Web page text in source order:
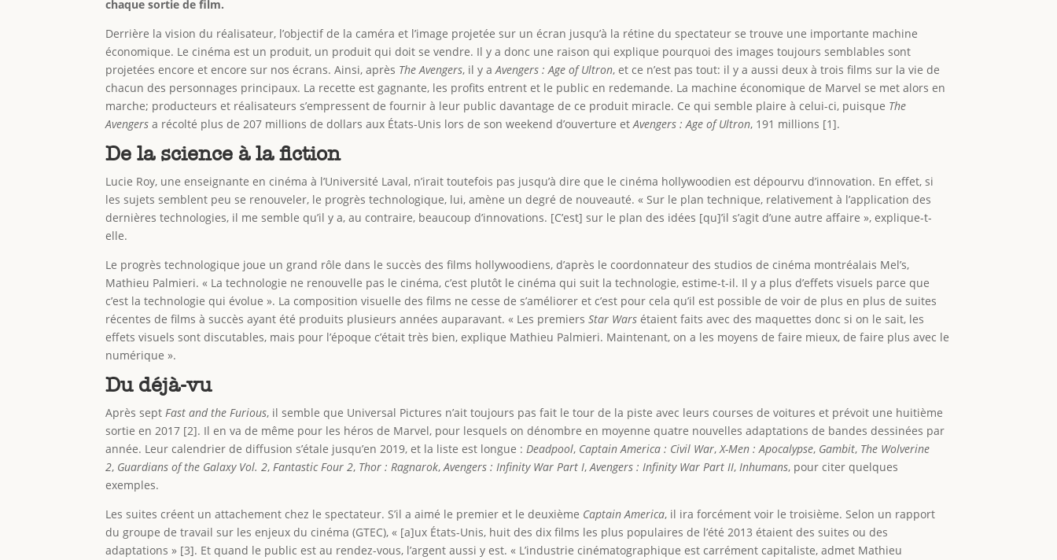
chaque sortie de film.
Derrière la vision du réalisateur, l’objectif de la caméra et l’image projetée sur un écran jusqu’à la rétine du spectateur se trouve une importante machine
économique. Le cinéma est un produit, un produit qui doit se vendre. Il y a donc une raison qui explique pourquoi des images toujours semblables sont
projetées encore et encore sur nos écrans. Ainsi, après The Avengers, il y aAvengers : Age of Ultron, et ce n’est pas tout: il y a aussi deux à trois films sur la vie de
chacun des personnages principaux. La recette est gagnante, les profits entrent et le public en redemande. La machine économique de Marvel se met alors en
marche; producteurs et réalisateurs s’empressent de fournir à leur public davantage de ce produit miracle. Ce qui semble plaire à celui-ci, puisque The
Avengers a récolté plus de 207 millions de dollars aux États-Unis lors de son weekend d’ouverture etAvengers : Age of Ultron, 191 millions [1].
De la science à la fiction
Lucie Roy, une enseignante en cinéma à l’Université Laval, n’irait toutefois pas jusqu’à dire que le cinéma hollywoodien est dépourvu d’innovation. En effet, si
les sujets semblent peu se renouveler, le progrès technologique, lui, amène un degré de nouveauté. « Sur le plan technique, relativement à l’application des
dernières technologies, il me semble qu’il y a, au contraire, beaucoup d’innovations. [C’est] sur le plan des idées [qu]’il s’agit d’une autre affaire », explique-t-
elle.
Le progrès technologique joue un grand rôle dans le succès des films hollywoodiens, d’après le coordonnateur des studios de cinéma montréalais Mel’s,
Mathieu Palmieri. « La technologie ne renouvelle pas le cinéma, c’est plutôt le cinéma qui suit la technologie, estime-t-il. Il y a plus d’effets visuels parce que
c’est la technologie qui évolue ». La composition visuelle des films ne cesse de s’améliorer et c’est pour cela qu’il est possible de voir de plus en plus de suites
récentes de films à succès ayant été produits plusieurs années auparavant. « Les premiersStar Warsétaient faits avec des maquettes donc si on le sait, les
effets visuels sont discutables, mais pour l’époque c’était très bien, explique Mathieu Palmieri. Maintenant, on a les moyens de faire mieux, de faire plus avec le
numérique ».
Du déjà-vu
Après septFast and the Furious, il semble que Universal Pictures n’ait toujours pas fait le tour de la piste avec leurs courses de voitures et prévoit une huitième
sortie en 2017 [2]. Il en va de même pour les héros de Marvel, pour lesquels on dénombre en moyenne quatre nouvelles adaptations de bandes dessinées par
année. Leur calendrier de diffusion s’étale jusqu’en 2019, et la liste est longue :Deadpool, Captain America : Civil War,X-Men : Apocalypse, Gambit, The Wolverine
2, Guardians of the Galaxy Vol. 2,Fantastic Four 2, Thor : Ragnarok,Avengers : Infinity War Part I,Avengers : Infinity War Part II,Inhumans, pour citer quelques
exemples.
Les suites créent un attachement chez le spectateur. S’il a aimé le premier et le deuxième Captain America, il ira forcément voir le troisième. Selon un rapport
du groupe de travail sur les enjeux du cinéma (GTEC), « [a]ux États-Unis, huit des dix films les plus populaires de l’été 2013 étaient des suites ou des
adaptations » [3]. Et quand le public est au rendez-vous, l’argent aussi y est. « L’industrie cinématographique est carrément capitaliste, admet Mathieu